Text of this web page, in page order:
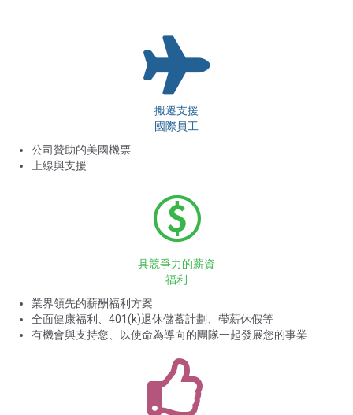
搬遷支援
國際員工
公司贊助的美國機票
上線與支援
具競爭力的薪資
福利
業界領先的薪酬福利方案
全面健康福利、401(k)退休儲蓄計劃、帶薪休假等
有機會與支持您、以使命為導向的團隊一起發展您的事業